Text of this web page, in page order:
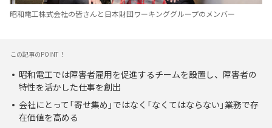
昭和電工株式会社の皆さんと日本財団ワーキンググループのメンバー
この記事のPOINT！
昭和電工では障害者雇用を促進するチームを設置し、障害者の
特性を活かした仕事を創出
会社にとって「寄せ集め」ではなく「なくてはならない」業務で存
在価値を高める